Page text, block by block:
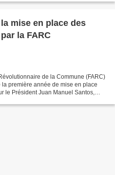
mise en place des
la FARC
de la Commune (FARC)
première année de mise en place
le Président Juan Manuel Santos,